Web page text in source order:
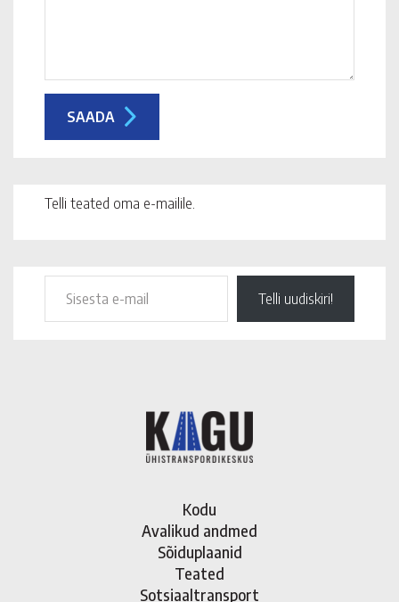
Telli teated oma e-mailile.
Telli uudiskiri!
Kodu
Avalikud andmed
Sõiduplaanid
Teated
Sotsiaaltransport